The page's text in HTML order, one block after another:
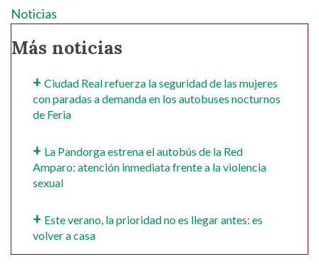
Noticias
Más noticias
Ciudad Real refuerza la seguridad de las mujeres
con paradas a demanda en los autobuses nocturnos
de Feria
La Pandorga estrena el autobús de la Red
Amparo: atención inmediata frente a la violencia
sexual
Este verano, la prioridad no es llegar antes: es
volver a casa